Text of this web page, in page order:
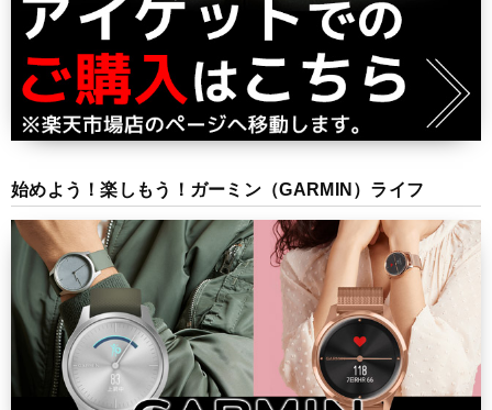
始めよう！楽しもう！ガーミン（GARMIN）ライフ